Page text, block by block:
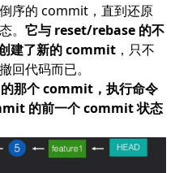
序的 commit，直到还原
。它与 reset/rebase 的不
建了新的 commit ，只不
回代码而已。
那个 commit，执行命令
的前一个 commit 状态